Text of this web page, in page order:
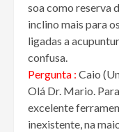
soa como reserva
inclino mais para
ligadas a
confusa.
Pergunta : Caio
Olá Dr. Mario.
excelente
inexistente, na